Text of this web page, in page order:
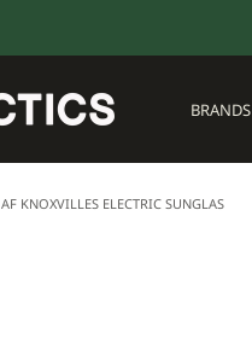
BRANDS
AF KNOXVILLES ELECTRIC SUNGLAS